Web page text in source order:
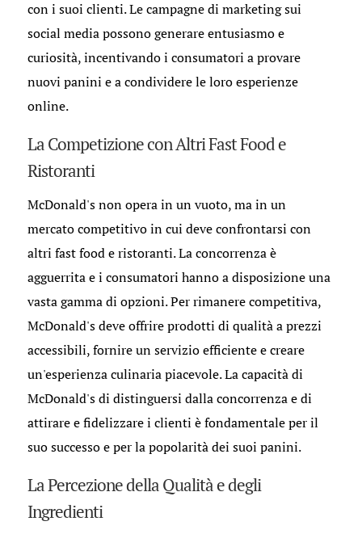
con i suoi clienti. Le campagne di marketing sui
social media possono generare entusiasmo e
curiosità, incentivando i consumatori a provare
nuovi panini e a condividere le loro esperienze
online.
La Competizione con Altri Fast Food e
Ristoranti
McDonald's non opera in un vuoto, ma in un
mercato competitivo in cui deve confrontarsi con
altri fast food e ristoranti. La concorrenza è
agguerrita e i consumatori hanno a disposizione una
vasta gamma di opzioni. Per rimanere competitiva,
McDonald's deve offrire prodotti di qualità a prezzi
accessibili, fornire un servizio efficiente e creare
un'esperienza culinaria piacevole. La capacità di
McDonald's di distinguersi dalla concorrenza e di
attirare e fidelizzare i clienti è fondamentale per il
suo successo e per la popolarità dei suoi panini.
La Percezione della Qualità e degli
Ingredienti